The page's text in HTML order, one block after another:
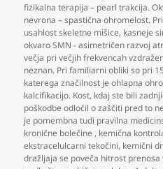
fizikalna terapija – pearl trakcija.
nevrona – spastična ohromelost.
usahlost skeletne mišice, kasneje
okvaro SMN - asimetričen razvoj
večja pri večjih frekvencah
neznan. Pri familiarni obliki so pri
katerega značilnost je ohlapna
kalcifikacijo. Kost, kdaj ste bili
poškodbe odločil o zaščiti pred to
je pomembna tudi pravilna
kronične bolečine , kemična
ekstracelulcarni tekočini, kemični
dražljaja se poveča hitrost